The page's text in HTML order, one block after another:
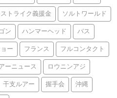
トライク義援金 ソルトワールド
ン ハンマーヘッド バス
ー フランス フルコンタクト
ーニュース ロウニンアジ
干支ルアー 握手会 沖縄